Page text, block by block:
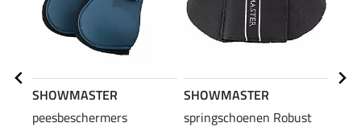
SHOWMASTER
peesbeschermers
SHOWMASTER
springschoenen Robust